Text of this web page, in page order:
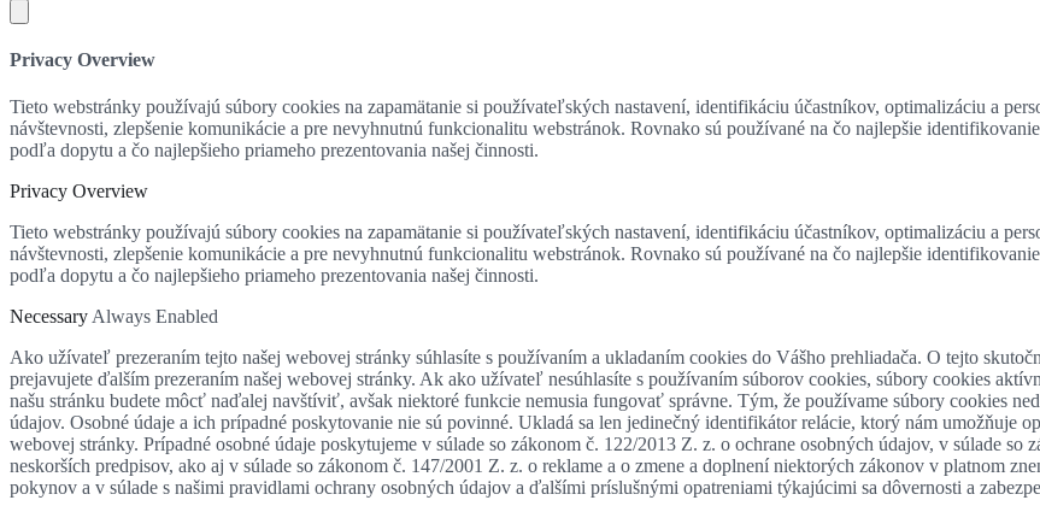
Privacy Overview
Tieto webstránky používajú súbory cookies na zapamätanie si používateľských nastavení, identifikáciu účastníkov, optimalizáciu a
návštevnosti, zlepšenie komunikácie a pre nevyhnutnú funkcionalitu webstránok. Rovnako sú používané na čo najlepšie
podľa dopytu a čo najlepšieho priameho prezentovania našej činnosti.
Privacy Overview
Tieto webstránky používajú súbory cookies na zapamätanie si používateľských nastavení, identifikáciu účastníkov, optimalizáciu a
návštevnosti, zlepšenie komunikácie a pre nevyhnutnú funkcionalitu webstránok. Rovnako sú používané na čo najlepšie
podľa dopytu a čo najlepšieho priameho prezentovania našej činnosti.
NecessaryAlways Enabled
Ako užívateľ prezeraním tejto našej webovej stránky súhlasíte s používaním a ukladaním cookies do Vášho prehliadača. O tejto
prejavujete ďalším prezeraním našej webovej stránky. Ak ako užívateľ nesúhlasíte s používaním súborov cookies, súbory cookies
našu stránku budete môcť naďalej navštíviť, avšak niektoré funkcie nemusia fungovať správne. Tým, že používame súbory cookies
údajov. Osobné údaje a ich prípadné poskytovanie nie sú povinné. Ukladá sa len jedinečný identifikátor relácie, ktorý nám
webovej stránky. Prípadné osobné údaje poskytujeme v súlade so zákonom č. 122/2013 Z. z. o ochrane osobných údajov, v súlade
neskorších predpisov, ako aj v súlade so zákonom č. 147/2001 Z. z. o reklame a o zmene a doplnení niektorých zákonov v platnom
pokynov a v súlade s našimi pravidlami ochrany osobných údajov a ďalšími príslušnými opatreniami týkajúcimi sa dôvernosti a